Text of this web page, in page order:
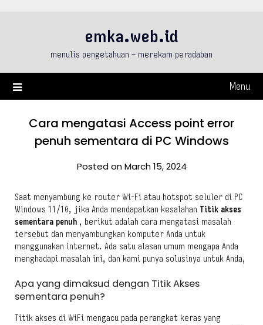
emka.web.id
menulis pengetahuan – merekam peradaban
Menu
Cara mengatasi Access point error
penuh sementara di PC Windows
Posted on March 15, 2024
Saat menyambung ke router Wi-Fi atau hotspot seluler di PC
Windows 11/10, jika Anda mendapatkan kesalahan Titik akses
sementara penuh , berikut adalah cara mengatasi masalah
tersebut dan menyambungkan komputer Anda untuk
menggunakan internet. Ada satu alasan umum mengapa Anda
menghadapi masalah ini, dan kami punya solusinya untuk Anda,
Apa yang dimaksud dengan Titik Akses
sementara penuh?
Titik akses di WiFi mengacu pada perangkat keras yang